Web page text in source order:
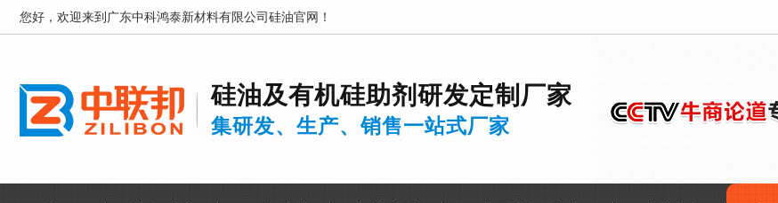
您好，欢迎来到广东中科鸿泰新材料有限公司硅油官网！
硅油及有机硅助剂研发定制厂家
集研发、生产、销售一站式厂家